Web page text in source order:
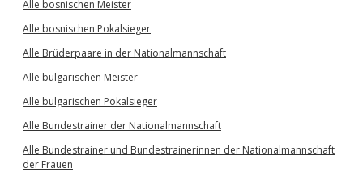
Alle bosnischen Meister
Alle bosnischen Pokalsieger
Alle Brüderpaare in der Nationalmannschaft
Alle bulgarischen Meister
Alle bulgarischen Pokalsieger
Alle Bundestrainer der Nationalmannschaft
Alle Bundestrainer und Bundestrainerinnen der Nationalmannschaft
der Frauen